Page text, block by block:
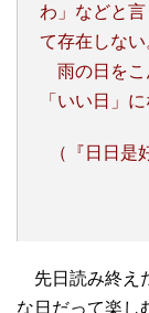
わ」などと
て存在しない
雨の日をこ
「いい日」
（『日日
先日読み終え
な日だって楽し